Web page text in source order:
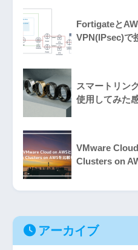
Fortigateと
VPN(IPsec)で
スマートリン
使用してみた
VMware
Clusters on
アーカイブ